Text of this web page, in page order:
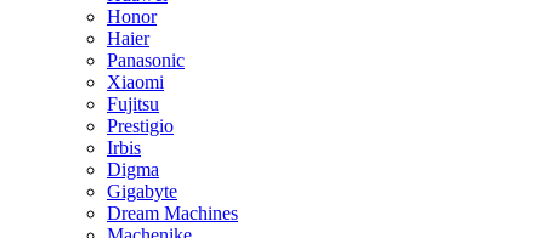
Honor
Haier
Panasonic
Xiaomi
Fujitsu
Prestigio
Irbis
Digma
Gigabyte
Dream Machines